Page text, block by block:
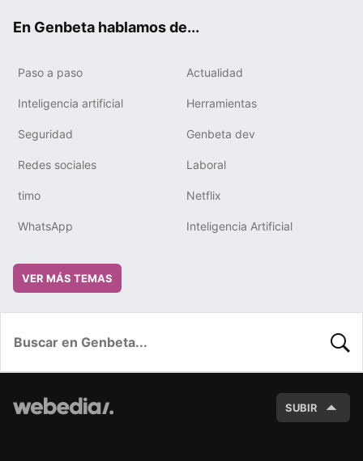
En Genbeta hablamos de...
Paso a paso Actualidad
Inteligencia artificial Herramientas
Seguridad Genbeta dev
Redes sociales Laboral
timo Netflix
WhatsApp Inteligencia Artificial
VER MÁS TEMAS
SUBIR